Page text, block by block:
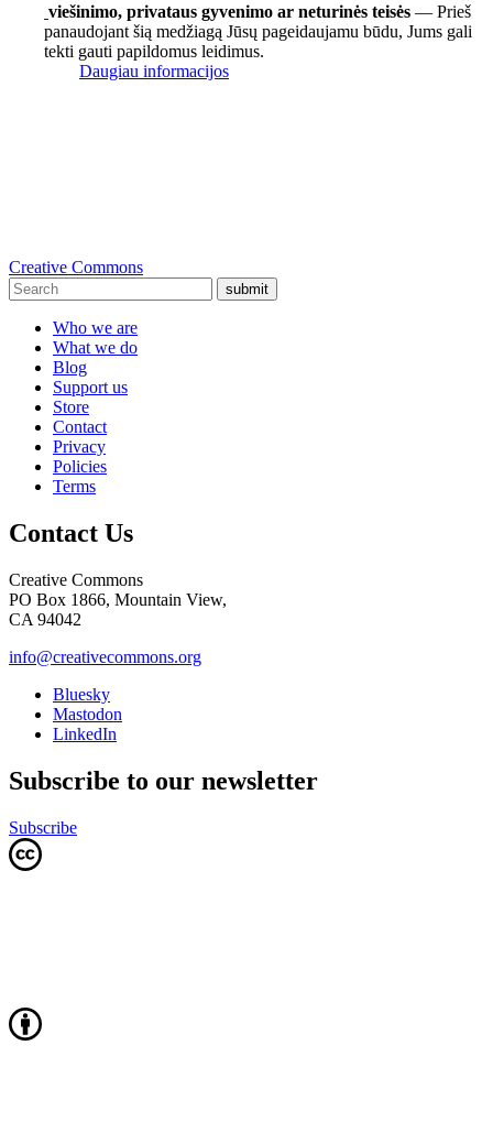
viešinimo, privataus gyvenimo ar neturinės teisės — Prieš
panaudojant šią medžiagą Jūsų pageidaujamu būdu, Jums gali
tekti gauti papildomus leidimus.
Daugiau informacijos
Creative Commons
submit
Who we are
What we do
Blog
Support us
Store
Contact
Privacy
Policies
Terms
Contact Us
Creative Commons
PO Box 1866, Mountain View,
CA 94042
info@creativecommons.org
Bluesky
Mastodon
LinkedIn
Subscribe to our newsletter
Subscribe